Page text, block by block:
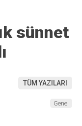
sünnet
TÜM YAZILARI
Genel